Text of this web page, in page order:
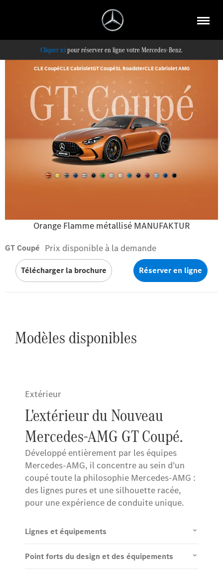
pour réserver en ligne votre Mercedes-Benz.
Orange Flamme métallisé MANUFAKTUR
CLE CoupéCLE CabrioletGT CoupéSL RoadsterCLE Cabriolet AMG
GT Coupé Prix disponible à la demande
Télécharger la brochure Réserver en ligne
Modèles disponibles
Extérieur
L'extérieur du Nouveau
Mercedes-AMG GT Coupé.
Développé entièrement par les équipes
Mercedes-AMG, il concentre au sein d’un
coupé toute la philosophie Mercedes-AMG :
des lignes pures et une silhouette racée,
pour une expérience de conduite unique.
Lignes et équipements
Point forts du design et des équipements